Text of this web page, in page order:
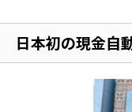
日本初の現金自